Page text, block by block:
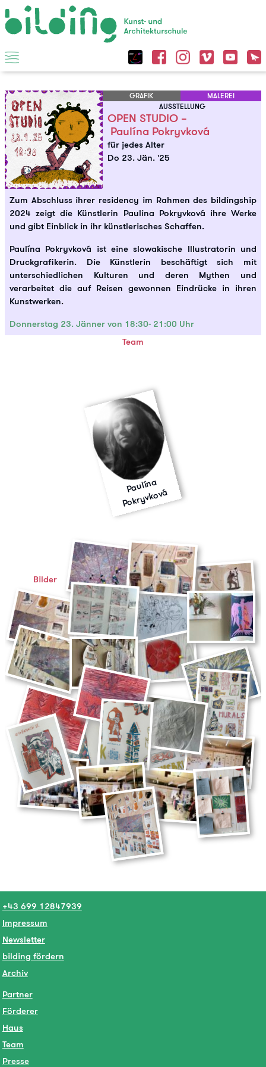
GRAFIK
MALEREI
AUSSTELLUNG
OPEN STUDIO –
Paulína Pokryvková
für jedes Alter
Do 23. Jän. '25
Zum Abschluss ihrer residency im Rahmen des bildingship
2024 zeigt die Künstlerin Paulina Pokryvková ihre Werke
und gibt Einblick in ihr künstlerisches Schaffen.
Paulína Pokryvková ist eine slowakische Illustratorin und
Druckgrafikerin. Die Künstlerin beschäftigt sich mit
unterschiedlichen Kulturen und deren Mythen und
verarbeitet die auf Reisen gewonnen Eindrücke in ihren
Kunstwerken.
Donnerstag 23. Jänner von 18:30- 21:00 Uhr
Team
P
a
ulí
n
a
P
okr
yvk
ov
á
Bilder
+43 699 12847939
Impressum
Newsletter
bilding fördern
Archiv
Partner
Förderer
Haus
Team
Presse